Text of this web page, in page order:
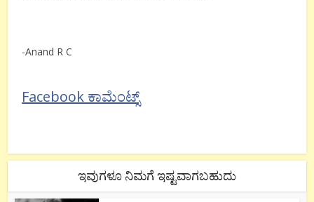
-Anand R C
Facebook ಕಾಮೆಂಟ್ಸ್
ಇವುಗಳೂ ನಿಮಗೆ ಇಷ್ಟವಾಗಬಹುದು